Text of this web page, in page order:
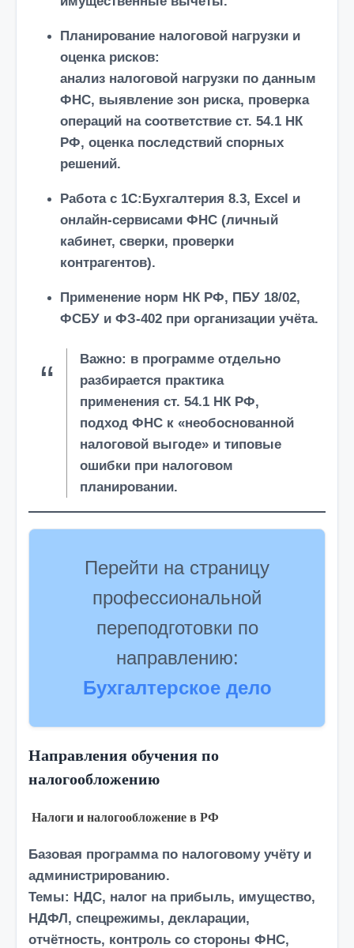
Планирование налоговой нагрузки и
оценка рисков:
анализ налоговой нагрузки по данным
ФНС, выявление зон риска, проверка
операций на соответствие ст. 54.1 НК
РФ, оценка последствий спорных
решений.
Работа с 1С:Бухгалтерия 8.3, Excel и
онлайн-сервисами ФНС (личный
кабинет, сверки, проверки
контрагентов).
Применение норм НК РФ, ПБУ 18/02,
ФСБУ и ФЗ-402 при организации учёта.
Важно: в программе отдельно
разбирается практика
применения ст. 54.1 НК РФ,
подход ФНС к «необоснованной
налоговой выгоде» и типовые
ошибки при налоговом
планировании.
Перейти на страницу
профессиональной
переподготовки по
направлению:
Бухгалтерское дело
Направления обучения по
налогообложению
Налоги и налогообложение в РФ
Базовая программа по налоговому учёту и
администрированию.
Темы: НДС, налог на прибыль, имущество,
НДФЛ, спецрежимы, декларации,
отчётность, контроль со стороны ФНС,